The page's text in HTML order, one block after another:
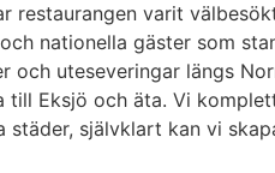
restaurangen varit
nationella gäster som
och uteseveringar längs
Eksjö och äta. Vi
självklart kan vi